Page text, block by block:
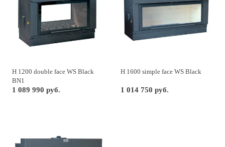
H 1200 double face WS Black
BN1
1 089 990 руб.
H 1600 simple face WS Black
1 014 750 руб.